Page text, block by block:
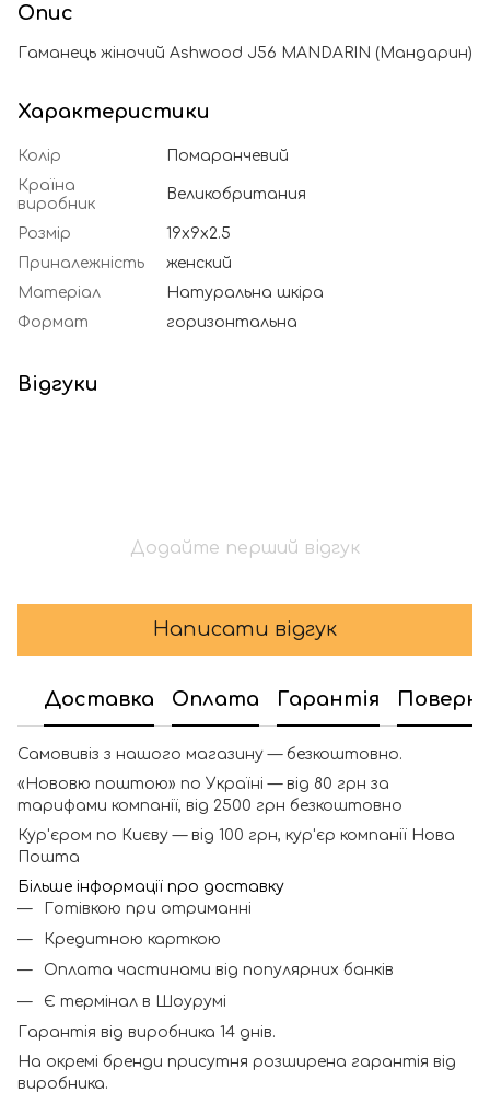
Опис
Гаманець жіночий Ashwood J56 MANDARIN (Мандарин)
Характеристики
Колір
Помаранчевий
Країна
виробник
Великобритания
Розмір
19х9х2.5
Приналежність
женский
Матеріал
Натуральна шкіра
Формат
горизонтальна
Відгуки
Додайте перший відгук
Написати відгук
Доставка Оплата Гарантія
Самовивіз з нашого магазину — безкоштовно.
«Нововю поштою» по Україні — від 80 грн за
тарифами компанії, від 2500 грн безкоштовно
Кур'єром по Києву — від 100 грн, кур'єр компанії Нова
Пошта
Більше інформації про доставку
Готівкою при отриманні
Кредитною карткою
Оплата частинами від популярних банків
Є термінал в Шоурумі
Гарантія від виробника 14 днів.
На окремі бренди присутня розширена гарантія від
виробника.